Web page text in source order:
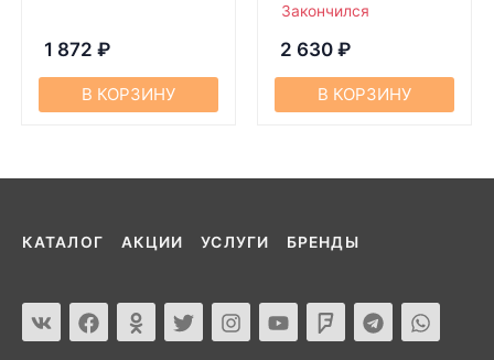
1 872 ₽
В КОРЗИНУ
Закончился
2 630 ₽
В КОРЗИНУ
КАТАЛОГ АКЦИИ УСЛУГИ БРЕНДЫ